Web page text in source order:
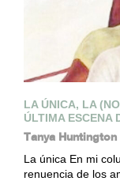
LA ÚNICA, LA
ÚLTIMA ESCENA
Tanya Huntington
La única En mi
renuencia de los